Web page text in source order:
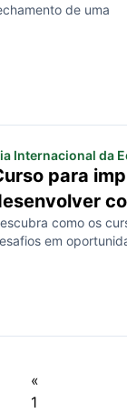
de uma
Internacional da
para
como os
em
«
1